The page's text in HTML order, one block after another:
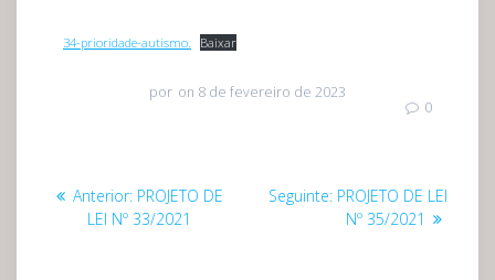
34-prioridade-autismo. Baixar
por on 8 de fevereiro de 2023
0
Navegação
Anterior: Post
anterior:
PROJETO DE
LEI Nº 33/2021
Seguinte: Post
seguinte:
PROJETO DE LEI
Nº 35/2021